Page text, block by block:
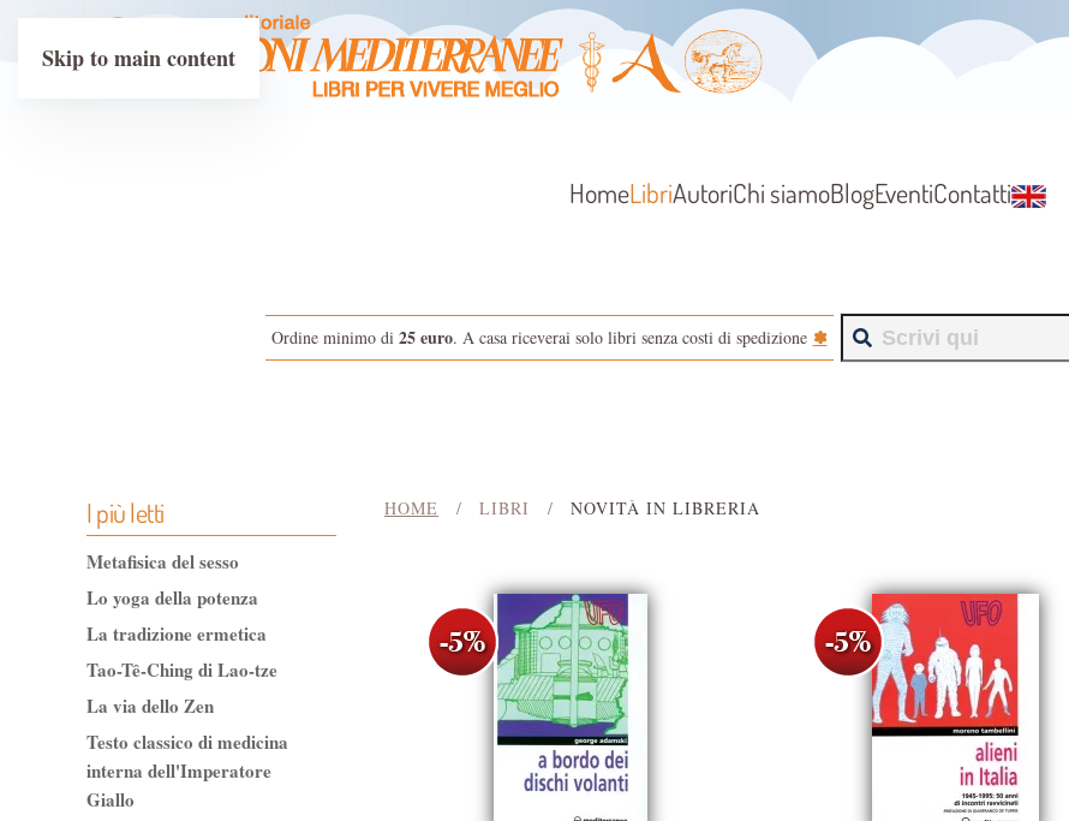
Skip to main content
HomeLibriAutoriChi siamoBlogEventiContatti
Ordine minimo di 25 euro. A casa riceverai solo libri senza costi di spedizione ✽
HOME LIBRI NOVITÀ IN LIBRERIA
I più letti
Metafisica del sesso
Lo yoga della potenza
La tradizione ermetica
Tao-Tê-Ching di Lao-tze
La via dello Zen
Testo classico di medicina
interna dell'Imperatore
Giallo